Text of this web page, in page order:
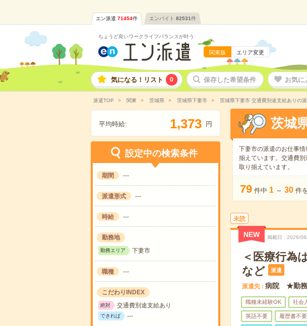
エン派遣 71454件 エンバイト 82531件
ちょうど良いワークライフバランスが叶う
関東版 エリア変更
気になる！リスト 0 保存した希望条件 お気に
派遣TOP 関東 茨城県 茨城県下妻市 茨城県下妻市 交通費別途支給ありの
平均時給: 1,373 円
設定中の検索条件
期間 ---
派遣形式 ---
時給 ---
勤務地
勤務エリア 下妻市
職種 ---
こだわりINDEX
絶対 交通費別途支給あり
できれば ---
茨城
下妻市の派遣のお仕事情
揃えています。交通費別
取り揃えています。
79 件中 1 ～ 30 件
未読
NEW 掲載日 2026/
＜医療行為
など
派遣
派遣先 病院 ★勤務
職種未経験OK 社会
英語不要 履歴書不要